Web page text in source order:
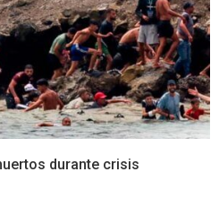
durante crisis